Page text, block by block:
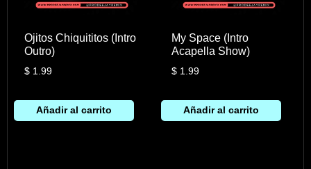
Ojitos Chiquititos (Intro
Outro)
$1.99
Añadir al carrito
My Space (Intro
Acapella Show)
$ 1.99
Añadir al carrito